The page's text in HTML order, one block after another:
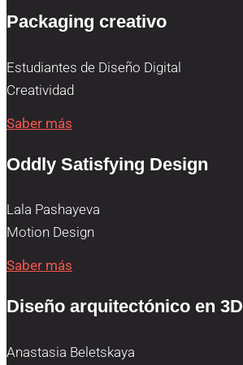
Packaging creativo
Estudiantes de Diseño Digital
Creatividad
Saber más
Oddly Satisfying Design
Lala Pashayeva
Motion Design
Saber más
Diseño arquitectónico en 3D
Anastasia Beletskaya